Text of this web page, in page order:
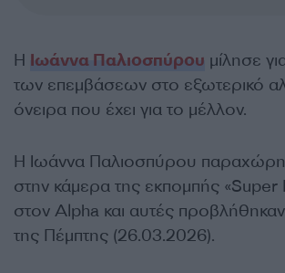
Η Ιωάννα Παλιοσπύρου μίλησε
των επεμβάσεων στο εξωτερικό
όνειρα που έχει για το μέλλον.
Η Ιωάννα Παλιοσπύρου
στην κάμερα της εκπομπής «Super
στον Alpha και αυτές
της Πέμπτης (26.03.2026).